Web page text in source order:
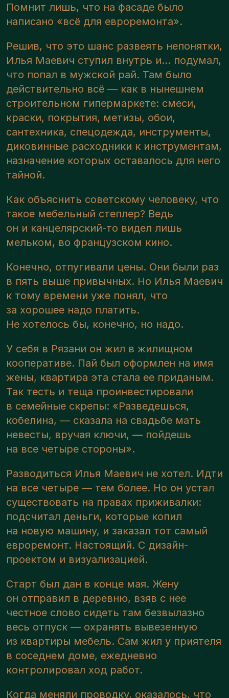
Помнит лишь, что на фасаде было
написано «всё для евроремонта».
Решив, что это шанс развеять непонятки,
Илья Маевич ступил внутрь и... подумал,
что попал в мужской рай. Там было
действительно всё — как в нынешнем
строительном гипермаркете: смеси,
краски, покрытия, метизы, обои,
сантехника, спецодежда, инструменты,
диковинные расходники к инструментам,
назначение которых оставалось для него
тайной.
Как объяснить советскому человеку, что
такое мебельный степлер? Ведь
он и канцелярский-то видел лишь
мельком, во французском кино.
Конечно, отпугивали цены. Они были раз
в пять выше привычных. Но Илья Маевич
к тому времени уже понял, что
за хорошее надо платить.
Не хотелось бы, конечно, но надо.
У себя в Рязани он жил в жилищном
кооперативе. Пай был оформлен на имя
жены, квартира эта стала ее приданым.
Так тесть и теща проинвестировали
в семейные скрепы: «Разведешься,
кобелина, — сказала на свадьбе мать
невесты, вручая ключи, — пойдешь
на все четыре стороны».
Разводиться Илья Маевич не хотел. Идти
на все четыре — тем более. Но он устал
существовать на правах приживалки:
подсчитал деньги, которые копил
на новую машину, и заказал тот самый
евроремонт. Настоящий. С дизайн-
проектом и визуализацией.
Старт был дан в конце мая. Жену
он отправил в деревню, взяв с нее
честное слово сидеть там безвылазно
весь отпуск — охранять вывезенную
из квартиры мебель. Сам жил у приятеля
в соседнем доме, ежедневно
контролировал ход работ.
Когда меняли проводку, оказалось, что